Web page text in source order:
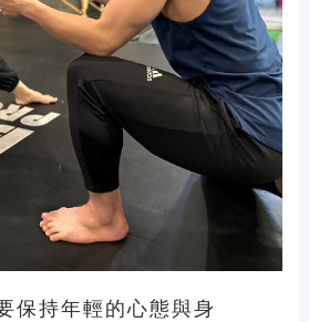
保持年輕的心態與身